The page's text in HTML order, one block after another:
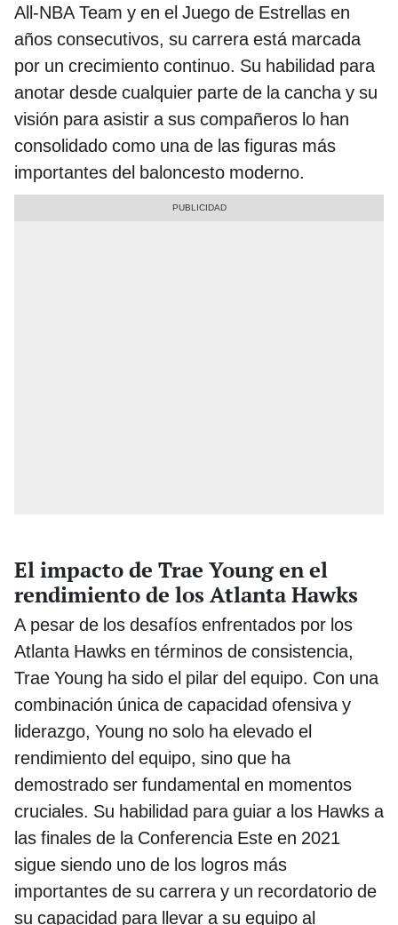
All-NBA Team y en el Juego de Estrellas en
años consecutivos, su carrera está marcada
por un crecimiento continuo. Su habilidad para
anotar desde cualquier parte de la cancha y su
visión para asistir a sus compañeros lo han
consolidado como una de las figuras más
importantes del baloncesto moderno.
El impacto de Trae Young en el
rendimiento de los Atlanta Hawks
A pesar de los desafíos enfrentados por los
Atlanta Hawks en términos de consistencia,
Trae Young ha sido el pilar del equipo. Con una
combinación única de capacidad ofensiva y
liderazgo, Young no solo ha elevado el
rendimiento del equipo, sino que ha
demostrado ser fundamental en momentos
cruciales. Su habilidad para guiar a los Hawks a
las finales de la Conferencia Este en 2021
sigue siendo uno de los logros más
importantes de su carrera y un recordatorio de
su capacidad para llevar a su equipo al